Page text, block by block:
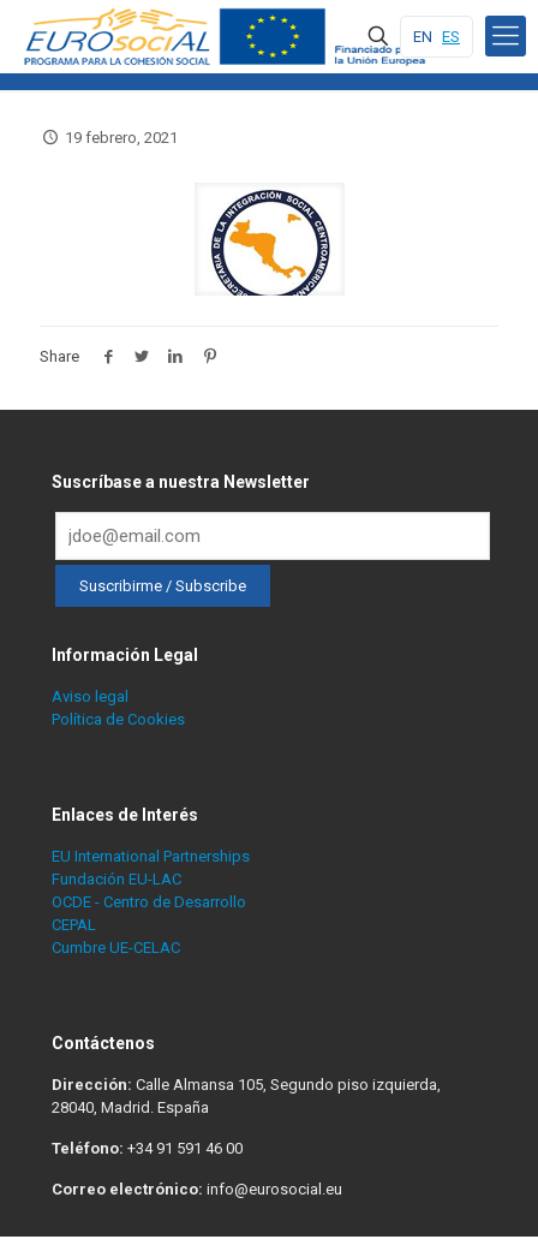
EN ES
19 febrero, 2021
Share
Suscríbase a nuestra Newsletter
Información Legal
Aviso legal
Política de Cookies
Enlaces de Interés
EU International Partnerships
Fundación EU-LAC
OCDE - Centro de Desarrollo
CEPAL
Cumbre UE-CELAC
Contáctenos
Dirección: Calle Almansa 105, Segundo piso izquierda,
28040, Madrid. España
Teléfono: +34 91 591 46 00
Correo electrónico: info@eurosocial.eu